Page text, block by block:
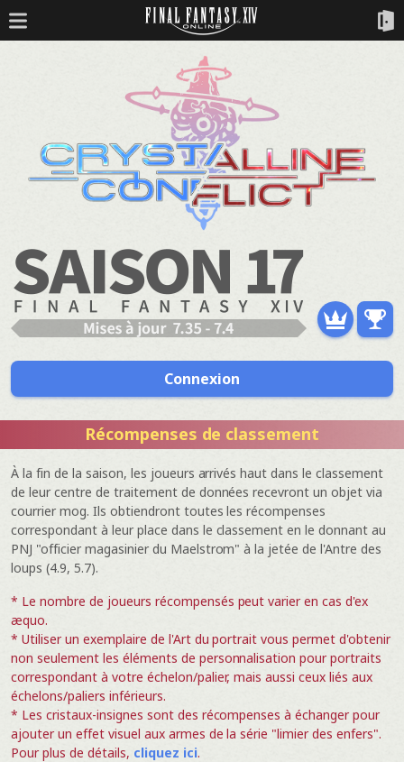
Connexion
Récompenses de classement
À la fin de la saison, les joueurs arrivés haut dans le classement
de leur centre de traitement de données recevront un objet via
courrier mog. Ils obtiendront toutes les récompenses
correspondant à leur place dans le classement en le donnant au
PNJ "officier magasinier du Maelstrom" à la jetée de l'Antre des
loups (4.9, 5.7).
* Le nombre de joueurs récompensés peut varier en cas d'ex
æquo.
* Utiliser un exemplaire de l'Art du portrait vous permet d'obtenir
non seulement les éléments de personnalisation pour portraits
correspondant à votre échelon/palier, mais aussi ceux liés aux
échelons/paliers inférieurs.
* Les cristaux-insignes sont des récompenses à échanger pour
ajouter un effet visuel aux armes de la série "limier des enfers".
Pour plus de détails, cliquez ici.